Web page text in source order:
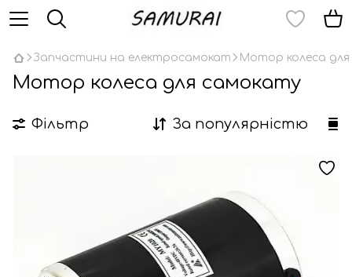
Запчастини на електросамокат Мотор колеса
Мотор колеса для самокату
Фільтр За популярністю